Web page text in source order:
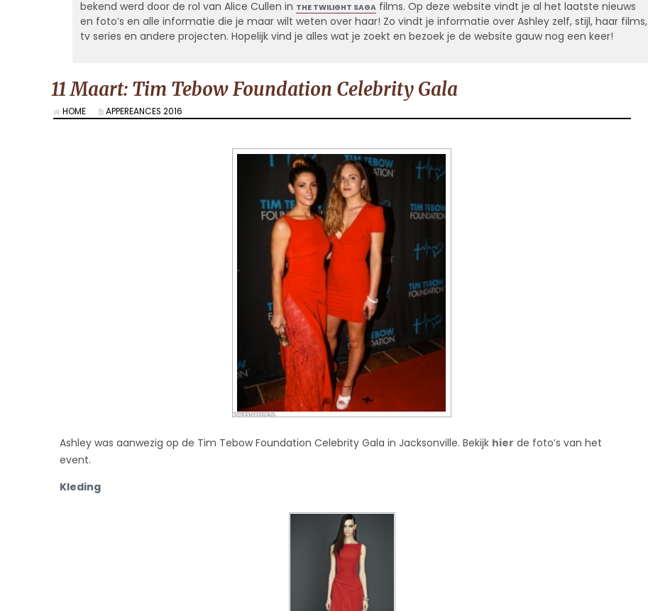
bekend werd door de rol van Alice Cullen in THE TWILIGHT SAGAfilms. Op deze website vindt je al het laatste nieuws
en foto’s en alle informatie die je maar wilt weten over haar! Zo vindt je informatie over Ashley zelf, stijl, haar films,
tv series en andere projecten. Hopelijk vind je alles wat je zoekt en bezoek je de website gauw nog een keer!
11 Maart: Tim Tebow Foundation Celebrity Gala
HOME APPEREANCES 2016
Ashley was aanwezig op de Tim Tebow Foundation Celebrity Gala in Jacksonville. Bekijk hier de foto’s van het
event.
Kleding